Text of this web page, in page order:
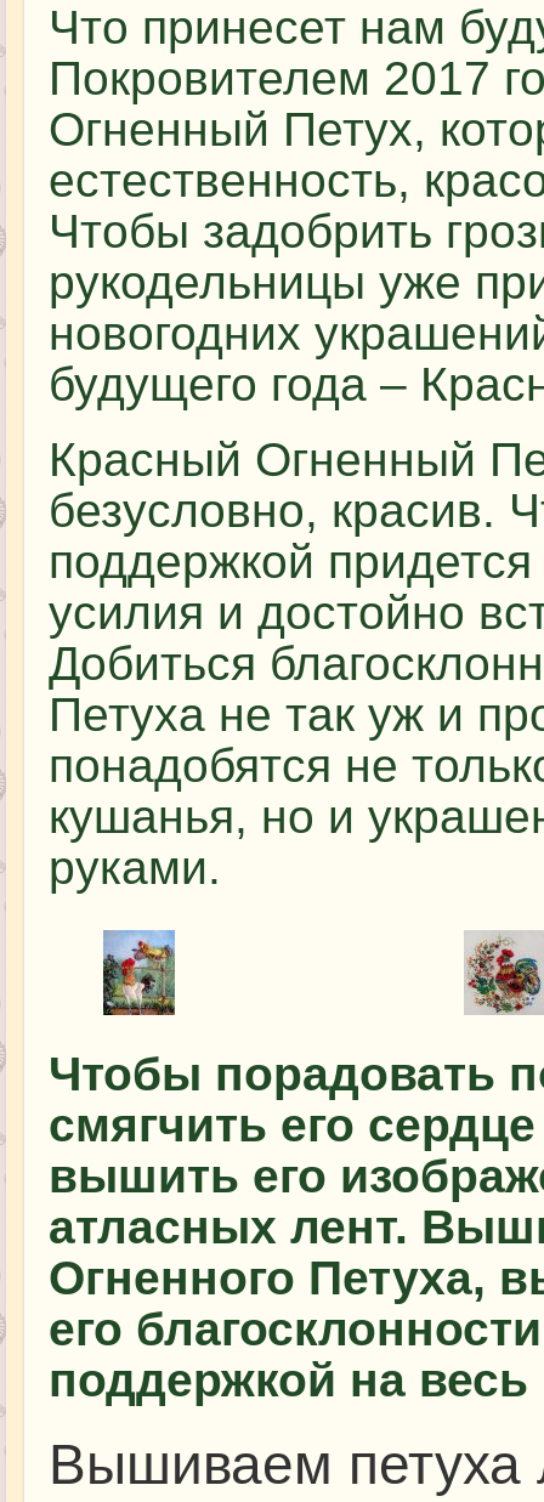
Что принесет нам
Покровителем 2017
Огненный Петух,
естественность,
Чтобы задобрить
рукодельницы уже
новогодних
будущего года –
Красный Огненный
безусловно, красив.
поддержкой
усилия и достойно
Добиться
Петуха не так уж и
понадобятся не
кушанья, но и
руками.
Чтобы порадовать
смягчить его
вышить его
атласных лент.
Огненного Петуха,
его
поддержкой на весь
Вышиваем петуха